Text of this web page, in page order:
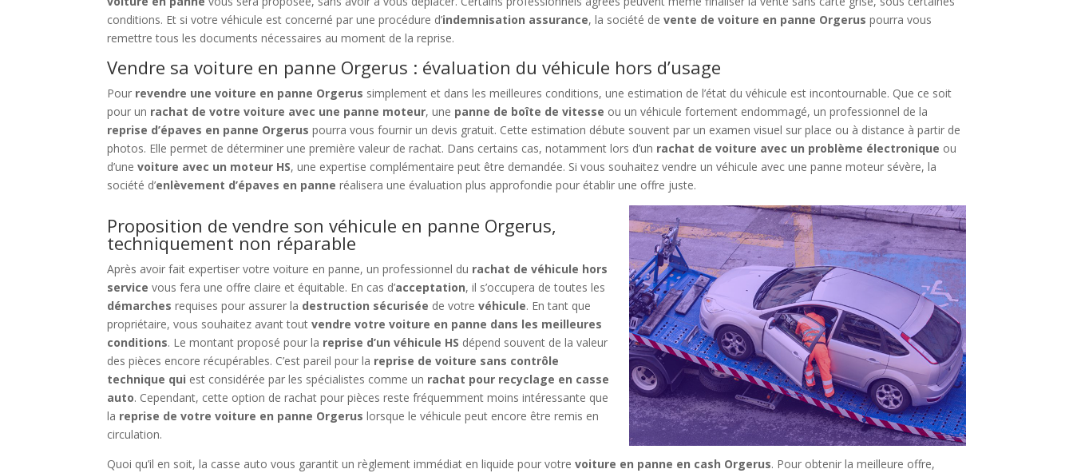
conditions. Et si votre véhicule est concerné par une procédure d’indemnisation assurance, la société devente de voiture en panne Orgerus pourra vous
remettre tous les documents nécessaires au moment de la reprise.
Vendre sa voiture en panne Orgerus : évaluation du véhicule hors d’usage
Pour revendre une voiture en panne Orgerus simplement et dans les meilleures conditions, une estimation de l’état du véhicule est incontournable. Que ce soit
pour un rachat de votre voiture avec une panne moteur, une panne de boîte de vitesse ou un véhicule fortement endommagé, un professionnel de la
reprise d’épaves en panne Orgerus pourra vous fournir un devis gratuit. Cette estimation débute souvent par un examen visuel sur place ou à distance à partir de
photos. Elle permet de déterminer une première valeur de rachat. Dans certains cas, notamment lors d’un rachat de voiture avec un problème électronique ou
d’unevoiture avec un moteur HS, une expertise complémentaire peut être demandée. Si vous souhaitez vendre un véhicule avec une panne moteur sévère, la
société d’enlèvement d’épaves en panne réalisera une évaluation plus approfondie pour établir une offre juste.
Proposition de vendre son véhicule en panne Orgerus,
techniquement non réparable
Après avoir fait expertiser votre voiture en panne, un professionnel du rachat de véhicule hors
service vous fera une offre claire et équitable. En cas d’acceptation, il s’occupera de toutes les
démarches requises pour assurer la destruction sécurisée de votrevéhicule. En tant que
propriétaire, vous souhaitez avant toutvendre votre voiture en panne dans les meilleures
conditions. Le montant proposé pour la reprise d’un véhicule HS dépend souvent de la valeur
des pièces encore récupérables. C’est pareil pour la reprise de voiture sans contrôle
technique qui est considérée par les spécialistes comme un rachat pour recyclage en casse
auto. Cependant, cette option de rachat pour pièces reste fréquemment moins intéressante que
la reprise de votre voiture en panne Orgerus lorsque le véhicule peut encore être remis en
circulation.
Quoi qu’il en soit, la casse auto vous garantit un règlement immédiat en liquide pour votrevoiture en panne en cash Orgerus. Pour obtenir la meilleure offre,